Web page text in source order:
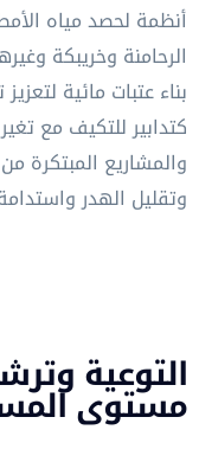
أنظمة لحصد مياه
الرحامنة وخريبكة
بناء عتبات مائية
كتدابير للتكيف مع
والمشاريع المبتكرة
وتقليل الهدر
التوعية
مستوى